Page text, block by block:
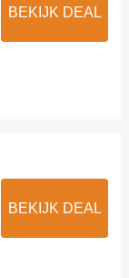
BEKIJK DEAL
BEKIJK DEAL